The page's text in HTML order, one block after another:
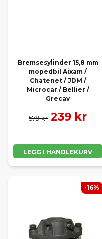
Bremsesylinder 15,8 mm
mopedbil Aixam /
Chatenet / JDM /
Microcar / Bellier /
Grecav
579 kr 239 kr
LEGG I HANDLEKURV
-16%